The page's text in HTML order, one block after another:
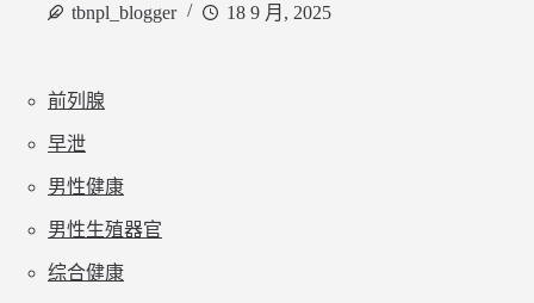
tbnpl_blogger 18 9 月, 2025
前列腺
早泄
男性健康
男性生殖器官
综合健康